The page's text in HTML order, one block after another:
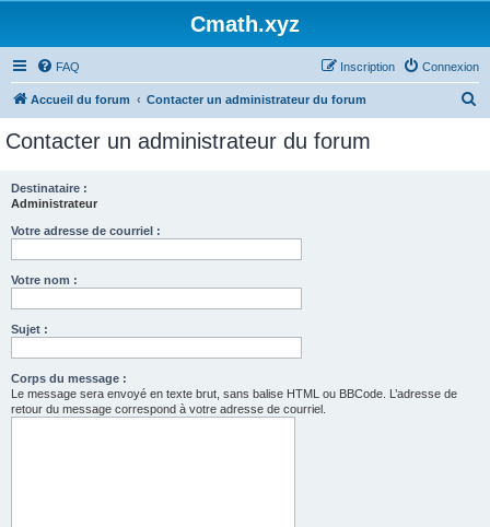
Cmath.xyz
FAQ Connexion
Inscription
Accueil du forum Contacter un administrateur du forum
Contacter un administrateur du forum
Destinataire :
Administrateur
Votre adresse de courriel :
Votre nom :
Sujet :
Corps du message :
Le message sera envoyé en texte brut, sans balise HTML ou BBCode. L’adresse de
retour du message correspond à votre adresse de courriel.